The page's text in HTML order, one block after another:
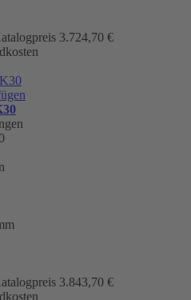
3.724,70 €
3.843,70 €